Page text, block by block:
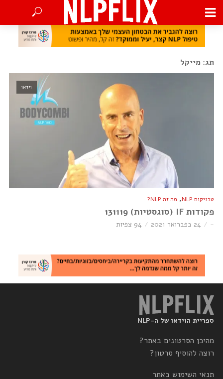
תג: מייקל
וידאו
טכניקות NLP , מה זה NLP?
פקודות IF (סוגסטיות) 131119
- 24 בפברואר 2021 94 צפיות
ספריית הוידאו של ה-NLP
מהיכן הסרטונים באתר?
רוצה להוסיף סרטון?
תנאי השימוש באתר